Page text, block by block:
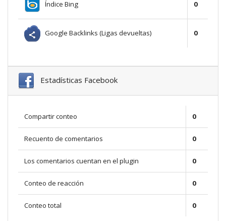
Índice Bing 0
Google Backlinks (Ligas devueltas) 0
Estadísticas Facebook
Compartir conteo 0
Recuento de comentarios 0
Los comentarios cuentan en el plugin 0
Conteo de reacción 0
Conteo total 0